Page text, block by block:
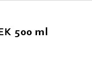
500 ml